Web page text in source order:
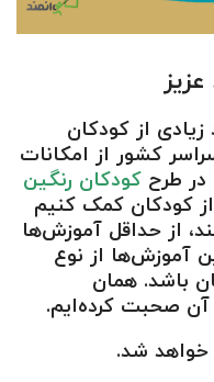
زیادی از کودکان
کشور از امکانات
در طرح کودکان رنگین
کودکان کمک کنیم
از حداقل آموزش‌ها
آموزش‌ها از نوع
باشد. همان
آن صحبت کرده‌ایم.
خواهد شد.